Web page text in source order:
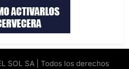
SOL SA | Todos los derechos